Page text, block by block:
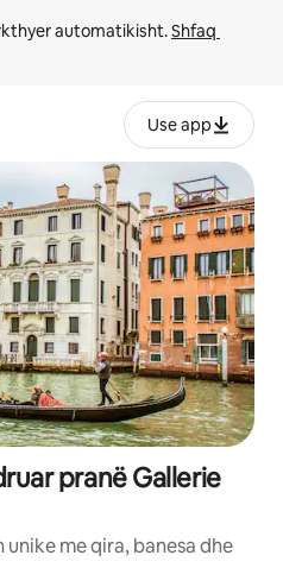
automatikisht. Shfaq
Use app
pranë Gallerie
me qira, banesa dhe